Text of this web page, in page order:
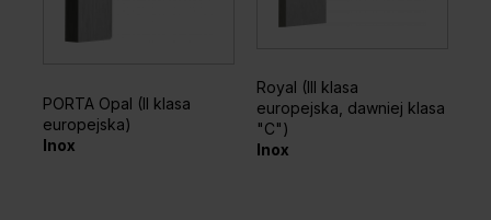
PORTA Opal (II klasa
europejska)
Inox
Royal (III klasa
europejska, dawniej klasa
"C")
Inox